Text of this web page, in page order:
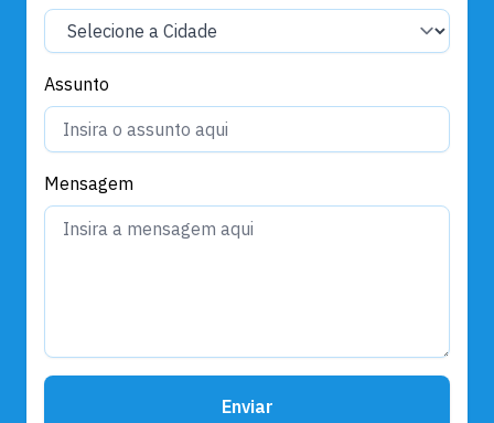
Assunto
Mensagem
Enviar